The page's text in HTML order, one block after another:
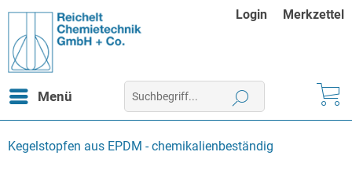
Login Merkzettel
Menü
Kegelstopfen aus EPDM - chemikalienbeständig